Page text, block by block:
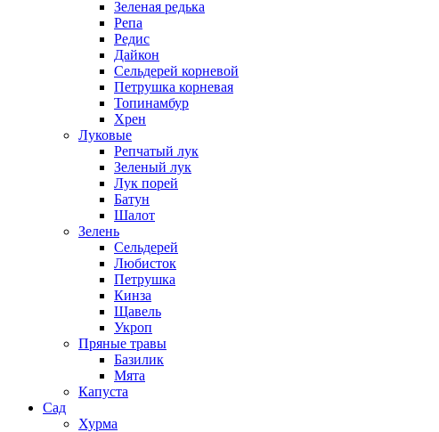
Зеленая редька
Репа
Редис
Дайкон
Сельдерей корневой
Петрушка корневая
Топинамбур
Хрен
Луковые
Репчатый лук
Зеленый лук
Лук порей
Батун
Шалот
Зелень
Сельдерей
Любисток
Петрушка
Кинза
Щавель
Укроп
Пряные травы
Базилик
Мята
Капуста
Сад
Хурма